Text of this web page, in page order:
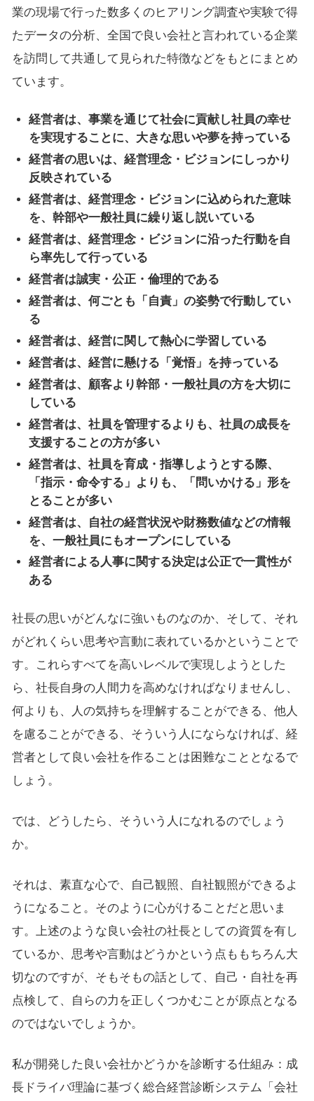
業の現場で行った数多くのヒアリング調査や実験で得
たデータの分析、全国で良い会社と言われている企業
を訪問して共通して見られた特徴などをもとにまとめ
ています。
経営者は、事業を通じて社会に貢献し社員の幸せ
を実現することに、大きな思いや夢を持っている
経営者の思いは、経営理念・ビジョンにしっかり
反映されている
経営者は、経営理念・ビジョンに込められた意味
を、幹部や一般社員に繰り返し説いている
経営者は、経営理念・ビジョンに沿った行動を自
ら率先して行っている
経営者は誠実・公正・倫理的である
経営者は、何ごとも「自責」の姿勢で行動してい
る
経営者は、経営に関して熱心に学習している
経営者は、経営に懸ける「覚悟」を持っている
経営者は、顧客より幹部・一般社員の方を大切に
している
経営者は、社員を管理するよりも、社員の成長を
支援することの方が多い
経営者は、社員を育成・指導しようとする際、
「指示・命令する」よりも、「問いかける」形を
とることが多い
経営者は、自社の経営状況や財務数値などの情報
を、一般社員にもオープンにしている
経営者による人事に関する決定は公正で一貫性が
ある
社長の思いがどんなに強いものなのか、そして、それ
がどれくらい思考や言動に表れているかということで
す。これらすべてを高いレベルで実現しようとした
ら、社長自身の人間力を高めなければなりませんし、
何よりも、人の気持ちを理解することができる、他人
を慮ることができる、そういう人にならなければ、経
営者として良い会社を作ることは困難なこととなるで
しょう。
では、どうしたら、そういう人になれるのでしょう
か。
それは、素直な心で、自己観照、自社観照ができるよ
うになること。そのように心がけることだと思いま
す。上述のような良い会社の社長としての資質を有し
ているか、思考や言動はどうかという点ももちろん大
切なのですが、そもそもの話として、自己・自社を再
点検して、自らの力を正しくつかむことが原点となる
のではないでしょうか。
私が開発した良い会社かどうかを診断する仕組み：成
長ドライバ理論に基づく総合経営診断システム「会社